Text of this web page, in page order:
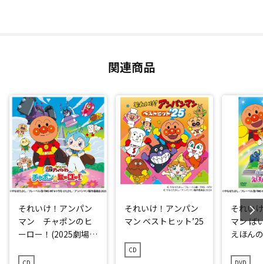
関連商品
それいけ！アンパン
マン チャポンのヒ
ーロー！(2025劇場版
それいけ！アンパン
マン ベストヒット’25
CD
それい
マン ば
えほん